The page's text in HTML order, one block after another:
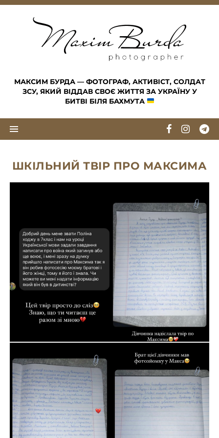
Skip to content
МАКСИМ БУРДА — ФОТОГРАФ, АКТИВІСТ, СОЛДАТ
ЗСУ, ЯКИЙ ВІДДАВ СВОЄ ЖИТТЯ ЗА УКРАЇНУ У
БИТВІ БІЛЯ БАХМУТА
ШКІЛЬНИЙ ТВІР ПРО МАКСИМА